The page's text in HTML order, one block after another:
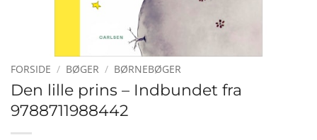
FORSIDE / BØGER / BØRNEBØGER
Den lille prins – Indbundet fra
9788711988442